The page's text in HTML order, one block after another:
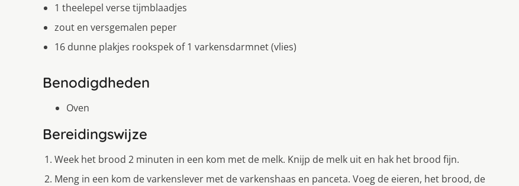
1 theelepel verse tijmblaadjes
zout en versgemalen peper
16 dunne plakjes rookspek of 1 varkensdarmnet (vlies)
Benodigdheden
Oven
Bereidingswijze
Week het brood 2 minuten in een kom met de melk. Knijp de melk uit en hak het brood fijn.
Meng in een kom de varkenslever met de varkenshaas en panceta. Voeg de eieren, het brood, de